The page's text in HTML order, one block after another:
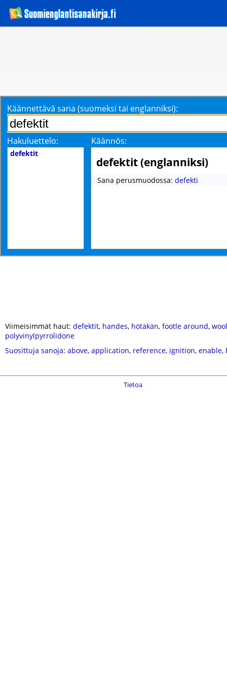
Käännettävä sana (suomeksi tai englanniksi):
Hakuluettelo: Käännös:
defektit
defektit (englanniksi)
Sana perusmuodossa: defekti
Viimeisimmät haut: defektit, handes, hötäkän, footle around,
polyvinylpyrrolidone
Suosittuja sanoja: above, application, reference, ignition, enable,
Tietoa